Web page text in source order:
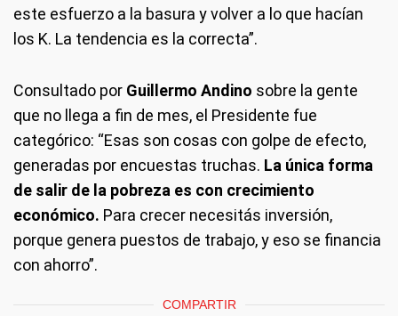
este esfuerzo a la basura y volver a lo que hacían
los K. La tendencia es la correcta”.
Consultado por Guillermo Andino sobre la gente
que no llega a fin de mes, el Presidente fue
categórico: “Esas son cosas con golpe de efecto,
generadas por encuestas truchas. La única forma
de salir de la pobreza es con crecimiento
económico. Para crecer necesitás inversión,
porque genera puestos de trabajo, y eso se financia
con ahorro”.
COMPARTIR